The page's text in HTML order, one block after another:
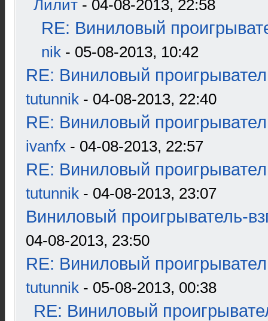
Лилит - 04-08-2013, 22:58
RE: Виниловый
nik - 05-08-2013, 10:42
RE: Виниловый
tutunnik - 04-08-2013, 22:40
RE: Виниловый
ivanfx - 04-08-2013, 22:57
RE: Виниловый
tutunnik - 04-08-2013, 23:07
Виниловый проигрыватель-
04-08-2013, 23:50
RE: Виниловый
tutunnik - 05-08-2013, 00:38
RE: Виниловый